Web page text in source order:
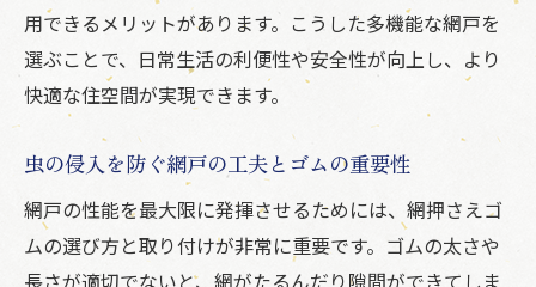
用できるメリットがあります。こうした多機能な網戸を
選ぶことで、日常生活の利便性や安全性が向上し、より
快適な住空間が実現できます。
虫の侵入を防ぐ網戸の工夫とゴムの重要性
網戸の性能を最大限に発揮させるためには、網押さえゴ
ムの選び方と取り付けが非常に重要です。ゴムの太さや
長さが適切でないと、網がたるんだり隙間ができてしま